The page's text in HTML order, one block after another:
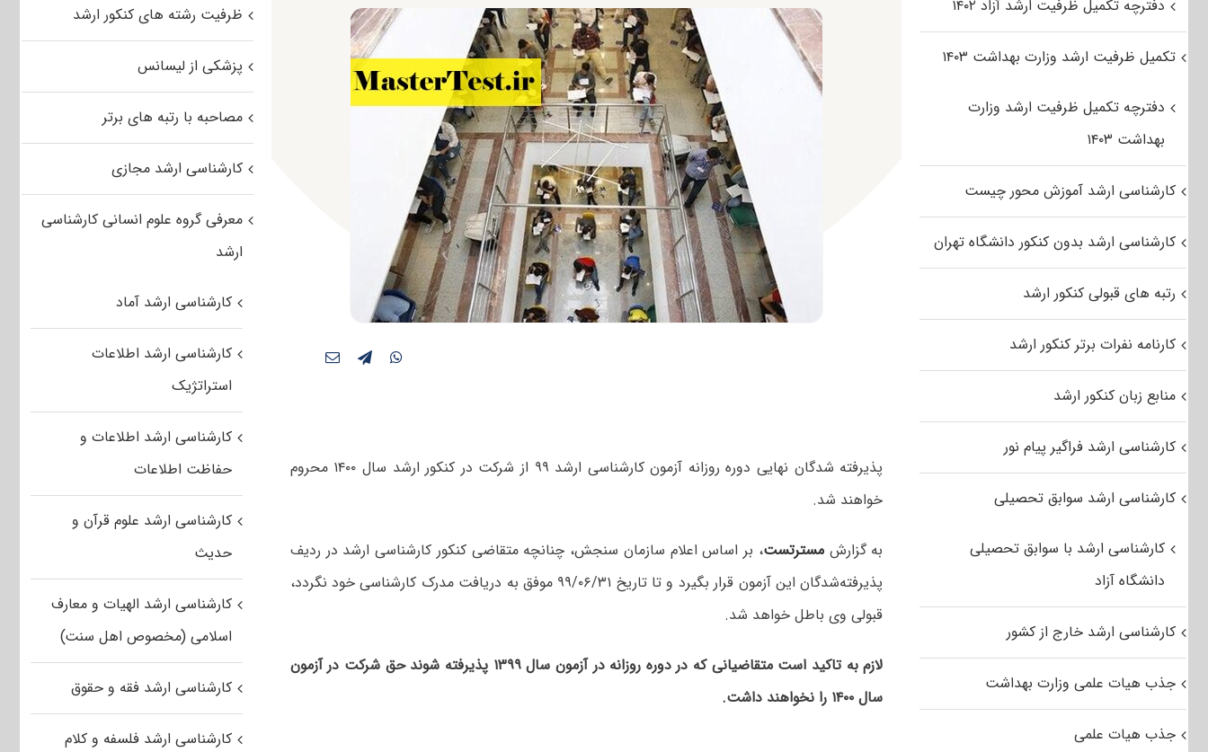
پذیرفته شدگان نهایی دوره روزانه آزمون کارشناسی ارشد ۹۹ از شرکت در کنکور ارشد سال ۱۴۰۰ محروم
خواهند شد.
به گزارشمسترتست، بر اساس اعلام سازمان سنجش، چنانچه متقاضی کنکور کارشناسی ارشد در ردیف
پذیرفته‌شدگان این آزمون قرار بگیرد و تا تاریخ ۹۹/۰۶/۳۱ موفق به دریافت مدرک کارشناسی خود نگردد،
قبولی وی باطل خواهد شد.
لازم به تاکید است متقاضیانی که در دوره روزانه در آزمون سال ۱۳۹۹ پذیرفته شوند حق شرکت در آزمون
سال ۱۴۰۰ را نخواهند داشت.
ظرفیت رشته های کنکور ارشد
پزشکی از لیسانس
مصاحبه با رتبه های برتر
کارشناسی ارشد مجازی
معرفی گروه علوم انسانی کارشناسی
ارشد
کارشناسی ارشد آماد
کارشناسی ارشد اطلاعات
استراتژیک
کارشناسی ارشد اطلاعات و
حفاظت اطلاعات
کارشناسی ارشد علوم قرآن و
حدیث
کارشناسی ارشد الهیات و معارف
اسلامی (مخصوص اهل سنت)
کارشناسی ارشد فقه و حقوق
کارشناسی ارشد فلسفه و کلام
دفترچه تکمیل ظرفیت ارشد آزاد ۱۴۰۲
تکمیل ظرفیت ارشد وزارت بهداشت ۱۴۰۳
دفترچه تکمیل ظرفیت ارشد وزارت
بهداشت ۱۴۰۳
کارشناسی ارشد آموزش محور چیست
کارشناسی ارشد بدون کنکور دانشگاه تهران
رتبه های قبولی کنکور ارشد
کارنامه نفرات برتر کنکور ارشد
منابع زبان کنکور ارشد
کارشناسی ارشد فراگیر پیام نور
کارشناسی ارشد سوابق تحصیلی
کارشناسی ارشد با سوابق تحصیلی
دانشگاه آزاد
کارشناسی ارشد خارج از کشور
جذب هیات علمی وزارت بهداشت
جذب هیات علمی